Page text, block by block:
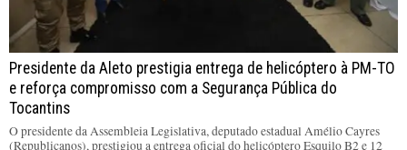
Presidente da Aleto prestigia entrega de helicóptero à PM-TO
e reforça compromisso com a Segurança Pública do
Tocantins
O presidente da Assembleia Legislativa, deputado estadual Amélio Cayres
(Republicanos), prestigiou a entrega oficial do helicóptero Esquilo B2 e 12